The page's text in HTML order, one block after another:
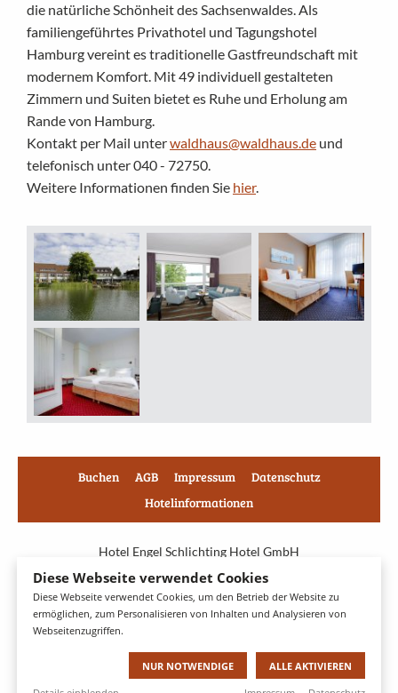
Diese Webseite verwendet Cookies
Diese Webseite verwendet Cookies, um den Betrieb der Website zu
ermöglichen, zum Personalisieren von Inhalten und Analysieren von
Webseitenzugriffen.
NUR NOTWENDIGE ALLE AKTIVIEREN
die natürliche Schönheit des Sachsenwaldes. Als
familiengeführtes Privathotel und Tagungshotel
Hamburg vereint es traditionelle Gastfreundschaft mit
modernem Komfort. Mit 49 individuell gestalteten
Zimmern und Suiten bietet es Ruhe und Erholung am
Rande von Hamburg.
Kontakt per Mail unterwaldhaus@waldhaus.de und
telefonisch unter 040 - 72750.
Weitere Informationen finden Sie hier.
Buchen AGB Impressum
Datenschutz
Hotelinformationen
Hotel Engel Schlichting Hotel GmbH
Niendorfer Str. 55
22529 Hamburg